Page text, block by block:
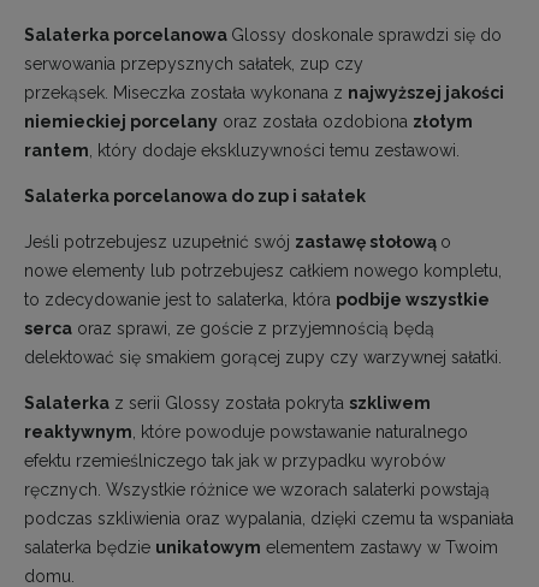
Salaterka porcelanowa Glossy doskonale sprawdzi się do
serwowania przepysznych sałatek, zup czy
przekąsek. Miseczka została wykonana z najwyższej jakości
niemieckiej porcelany oraz została ozdobiona złotym
rantem , który dodaje ekskluzywności temu zestawowi.
Salaterka porcelanowa do zup i sałatek
Jeśli potrzebujesz uzupełnić swój zastawę stołową o
nowe elementy lub potrzebujesz całkiem nowego kompletu,
to zdecydowanie jest to salaterka, która podbije wszystkie
serca oraz sprawi, ze goście z przyjemnością będą
delektować się smakiem gorącej zupy czy warzywnej sałatki.
Salaterka z serii Glossy została pokryta szkliwem
reaktywnym , które powoduje powstawanie naturalnego
efektu rzemieślniczego tak jak w przypadku wyrobów
ręcznych. Wszystkie różnice we wzorach salaterki powstają
podczas szkliwienia oraz wypalania, dzięki czemu ta wspaniała
salaterka będzie unikatowym elementem zastawy w Twoim
domu.